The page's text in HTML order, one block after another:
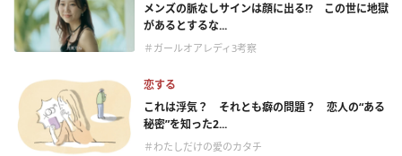
メンズの脈なしサインは顔に出る!? この世に地獄
があるとするな...
＃ガールオアレディ3考察
恋する
これは浮気？ それとも癖の問題？ 恋人の“ある
秘密”を知った2...
＃わたしだけの愛のカタチ